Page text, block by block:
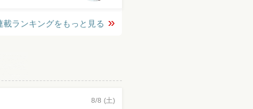
載ランキングをもっと見る
8/8 (土)